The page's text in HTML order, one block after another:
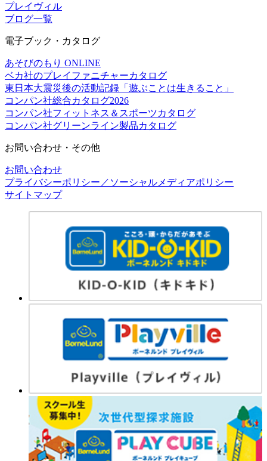
プレイヴィル
ブログ一覧
電子ブック・カタログ
あそびのもり ONLINE
ベカ社のプレイファニチャーカタログ
東日本大震災後の活動記録「遊ぶことは生きること」
コンパン社総合カタログ2026
コンパン社フィットネス＆スポーツカタログ
コンパン社グリーンライン製品カタログ
お問い合わせ・その他
お問い合わせ
プライバシーポリシー／ソーシャルメディアポリシー
サイトマップ